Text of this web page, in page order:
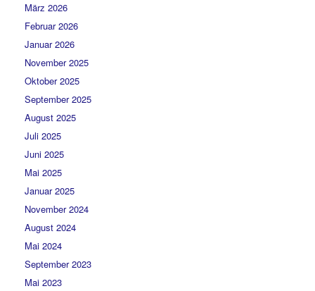
März 2026
Februar 2026
Januar 2026
November 2025
Oktober 2025
September 2025
August 2025
Juli 2025
Juni 2025
Mai 2025
Januar 2025
November 2024
August 2024
Mai 2024
September 2023
Mai 2023